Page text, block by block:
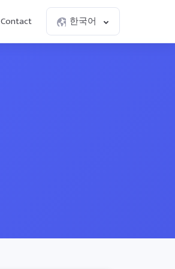
Contact 한국어